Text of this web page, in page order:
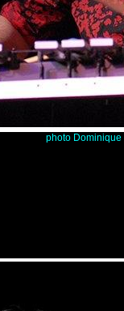
photo Dominique